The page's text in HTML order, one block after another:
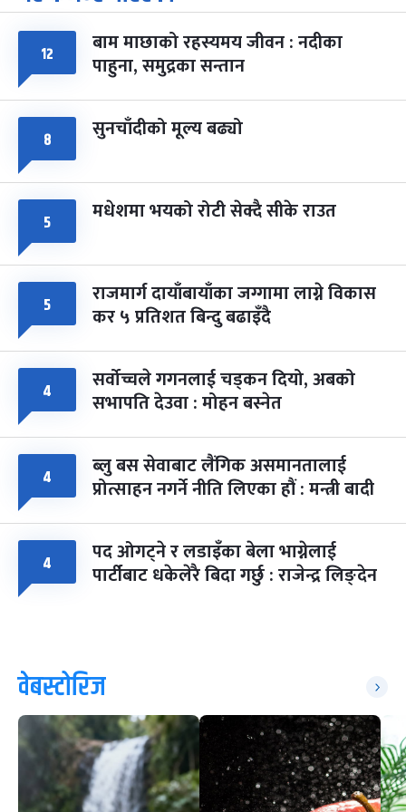
८ फागुपूर्णिमा
चैत्र ८, २०८३- Mar 22, 2027
७ महिना बाँकी
१२ बाम माछाको रहस्यमय जीवन : नदीका
पाहुना, समुद्रका सन्तान
८ सुनचाँदीको मूल्य बढ्यो
५ मधेशमा भयको रोटी सेक्दै सीके राउत
५ राजमार्ग दायाँबायाँका जग्गामा लाग्ने विकास
कर ५ प्रतिशत बिन्दु बढाइँदै
४ सर्वोच्चले गगनलाई चड्कन दियो, अबको
सभापति देउवा : मोहन बस्नेत
४ ब्लु बस सेवाबाट लैंगिक असमानतालाई
प्रोत्साहन नगर्ने नीति लिएका हौं : मन्त्री बादी
४ पद ओगट्ने र लडाइँका बेला भाग्नेलाई
पार्टीबाट धकेलेरै बिदा गर्छु : राजेन्द्र लिङ्देन
वेबस्टोरिज